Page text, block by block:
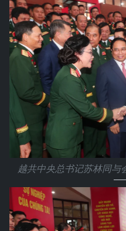
越共中央总书记苏林同与